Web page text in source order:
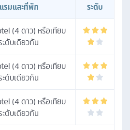
รมและที่พัก ระดับ
(4 ดาว) หรือเทียบ
ะดับเดียวกัน
(4 ดาว) หรือเทียบ
ะดับเดียวกัน
(4 ดาว) หรือเทียบ
ะดับเดียวกัน